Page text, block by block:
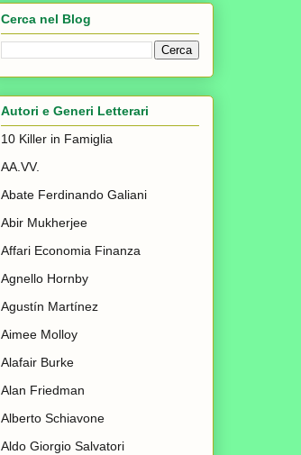
Cerca nel Blog
Autori e Generi Letterari
10 Killer in Famiglia
AA.VV.
Abate Ferdinando Galiani
Abir Mukherjee
Affari Economia Finanza
Agnello Hornby
Agustín Martínez
Aimee Molloy
Alafair Burke
Alan Friedman
Alberto Schiavone
Aldo Giorgio Salvatori